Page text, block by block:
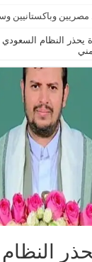
وباكستانيين
يحذر النظام السعودي